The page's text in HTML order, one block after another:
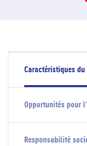
Caractéristiques
Opportunités pour
Responsabilité